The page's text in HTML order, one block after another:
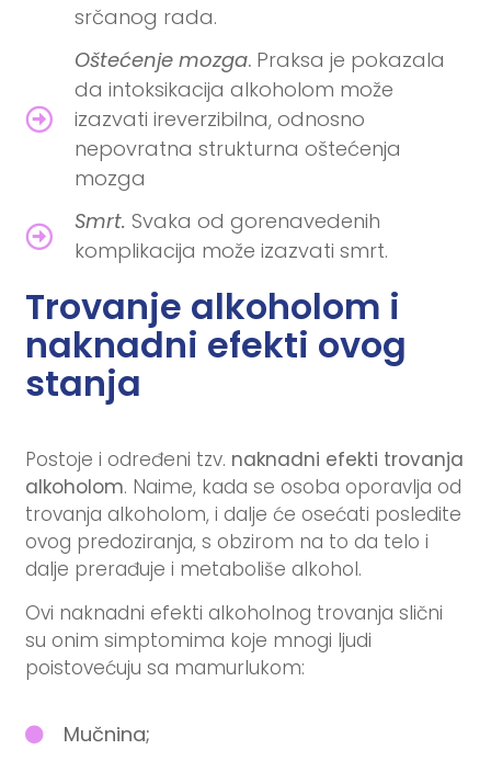
srčanog rada.
Oštećenje mozga.Praksa je pokazala
da intoksikacija alkoholom može
izazvati ireverzibilna, odnosno
nepovratna strukturna oštećenja
mozga
Smrt. Svaka od gorenavedenih
komplikacija može izazvati smrt.
Trovanje alkoholom i
naknadni efekti ovog
stanja
Postoje i određeni tzv. naknadni efekti trovanja
alkoholom. Naime, kada se osoba oporavlja od
trovanja alkoholom, i dalje će osećati posledite
ovog predoziranja, s obzirom na to da telo i
dalje prerađuje i metaboliše alkohol.
Ovi naknadni efekti alkoholnog trovanja slični
su onim simptomima koje mnogi ljudi
poistovećuju sa mamurlukom:
Mučnina;